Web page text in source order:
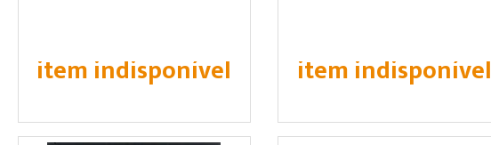
item indisponível item indisponível